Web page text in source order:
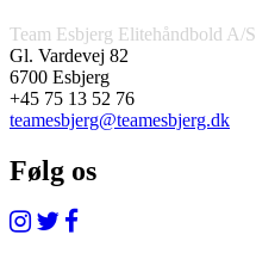
Team Esbjerg Elitehåndbold A/S
Gl. Vardevej 82
6700 Esbjerg
+45 75 13 52 76
teamesbjerg@teamesbjerg.dk
Følg os